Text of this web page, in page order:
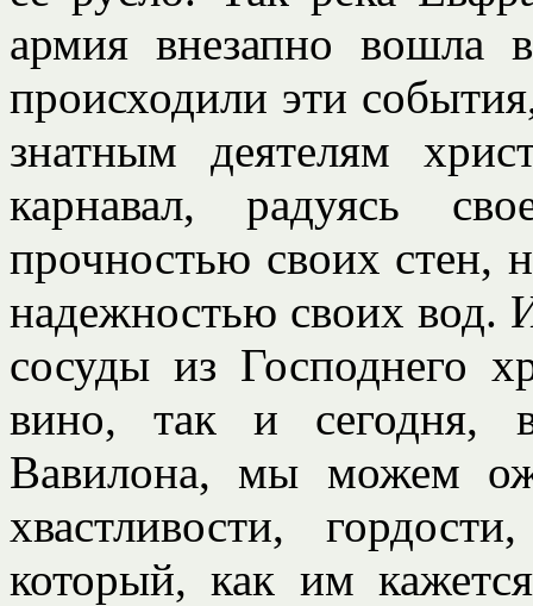
армия внезапно вошла
происходили эти
знатным деятелям
карнавал, радуясь
прочностью своих стен,
надежностью своих вод.
сосуды из Господнего
вино, так и сегодня,
Вавилона, мы можем
хвастливости,
который, как им